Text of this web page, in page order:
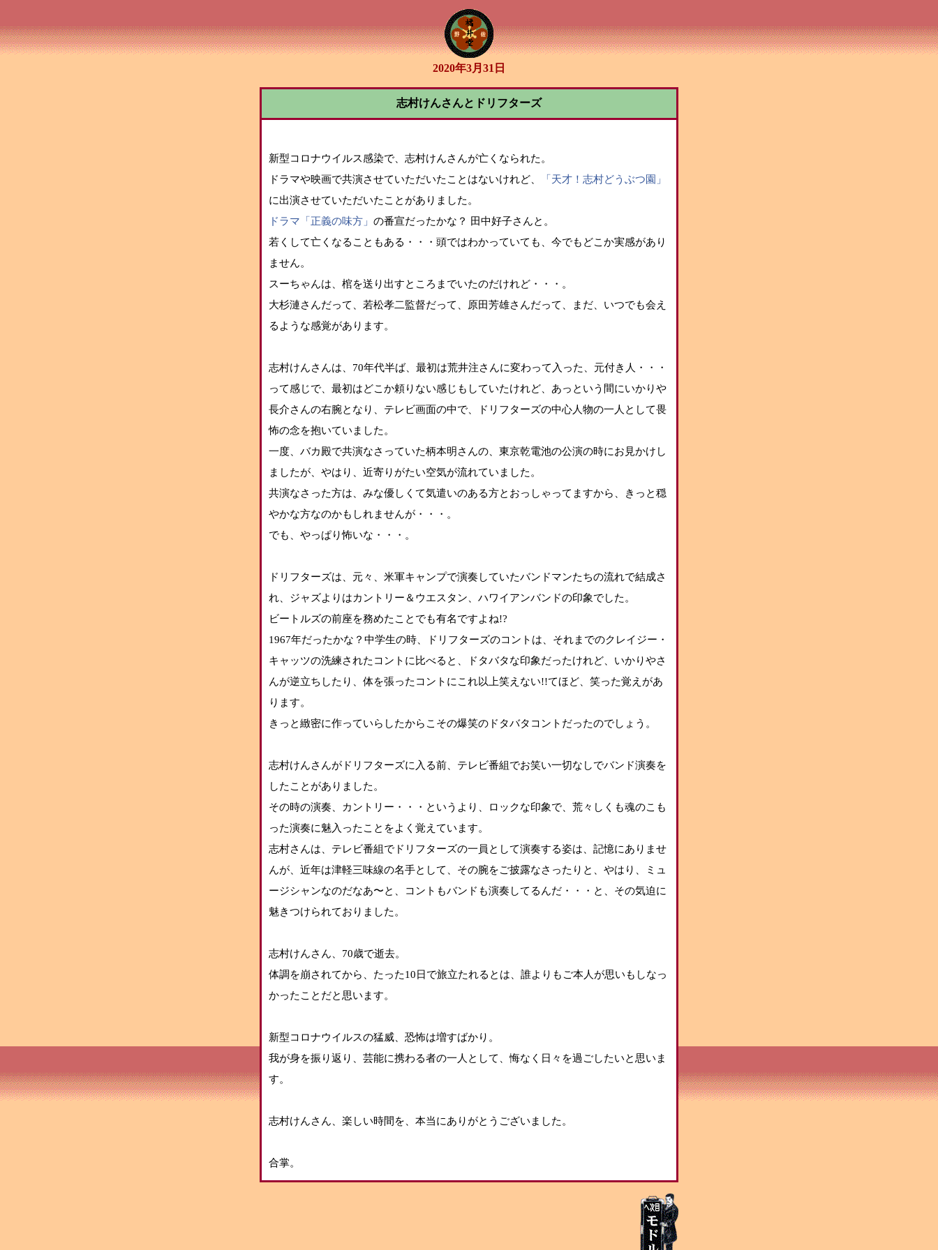
2020年3月31日
志村けんさんとドリフターズ
新型コロナウイルス感染で、志村けんさんが亡くなられた。
ドラマや映画で共演させていただいたことはないけれど、
「天才！志村どうぶつ園」
に出演させていただいたことがありました。
ドラマ「正義の味方」 の番宣だったかな？ 田中好子さんと。
若くして亡くなることもある・・・頭ではわかっていても、今でもどこか実感があり
ません。
スーちゃんは、棺を送り出すところまでいたのだけれど・・・。
大杉漣さんだって、若松孝二監督だって、原田芳雄さんだって、まだ、いつでも会え
るような感覚があります。
志村けんさんは、70年代半ば、最初は荒井注さんに変わって入った、元付き人・・・
って感じで、最初はどこか頼りない感じもしていたけれど、あっという間にいかりや
長介さんの右腕となり、テレビ画面の中で、ドリフターズの中心人物の一人として畏
怖の念を抱いていました。
一度、バカ殿で共演なさっていた柄本明さんの、東京乾電池の公演の時にお見かけし
ましたが、やはり、近寄りがたい空気が流れていました。
共演なさった方は、みな優しくて気遣いのある方とおっしゃってますから、きっと穏
やかな方なのかもしれませんが・・・。
でも、やっぱり怖いな・・・。
ドリフターズは、元々、米軍キャンプで演奏していたバンドマンたちの流れで結成さ
れ、ジャズよりはカントリー＆ウエスタン、ハワイアンバンドの印象でした。
ビートルズの前座を務めたことでも有名ですよね!?
1967年だったかな？中学生の時、ドリフターズのコントは、それまでのクレイジー・
キャッツの洗練されたコントに比べると、ドタバタな印象だったけれど、いかりやさ
んが逆立ちしたり、体を張ったコントにこれ以上笑えない!!てほど、笑った覚えがあ
ります。
きっと緻密に作っていらしたからこその爆笑のドタバタコントだったのでしょう。
志村けんさんがドリフターズに入る前、テレビ番組でお笑い一切なしでバンド演奏を
したことがありました。
その時の演奏、カントリー・・・というより、ロックな印象で、荒々しくも魂のこも
った演奏に魅入ったことをよく覚えています。
志村さんは、テレビ番組でドリフターズの一員として演奏する姿は、記憶にありませ
んが、近年は津軽三味線の名手として、その腕をご披露なさったりと、やはり、ミュ
ージシャンなのだなあ〜と、コントもバンドも演奏してるんだ・・・と、その気迫に
魅きつけられておりました。
志村けんさん、70歳で逝去。
体調を崩されてから、たった10日で旅立たれるとは、誰よりもご本人が思いもしなっ
かったことだと思います。
新型コロナウイルスの猛威、恐怖は増すばかり。
我が身を振り返り、芸能に携わる者の一人として、悔なく日々を過ごしたいと思いま
す。
志村けんさん、楽しい時間を、本当にありがとうございました。
合掌。